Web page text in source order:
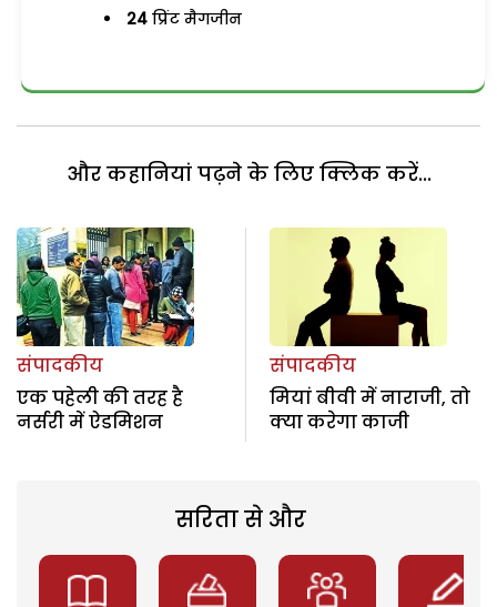
24 प्रिंट मैगजीन
और कहानियां पढ़ने के लिए क्लिक करें...
संपादकीय
एक पहेली की तरह है
नर्सरी में ऐडमिशन
संपादकीय
मियां बीवी में नाराजी, तो
क्या करेगा काजी
सरिता से और